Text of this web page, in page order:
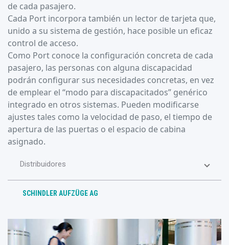
de cada pasajero.
Cada Port incorpora también un lector de tarjeta que,
unido a su sistema de gestión, hace posible un eficaz
control de acceso.
Como Port conoce la configuración concreta de cada
pasajero, las personas con alguna discapacidad
podrán configurar sus necesidades concretas, en vez
de emplear el “modo para discapacitados” genérico
integrado en otros sistemas. Pueden modificarse
ajustes tales como la velocidad de paso, el tiempo de
apertura de las puertas o el espacio de cabina
asignado.
Distribuidores
SCHINDLER AUFZÜGE AG